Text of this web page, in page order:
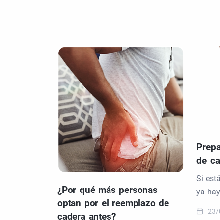
¿Por qué más personas
optan por el reemplazo de
cadera antes?
de
Si
ya
23/